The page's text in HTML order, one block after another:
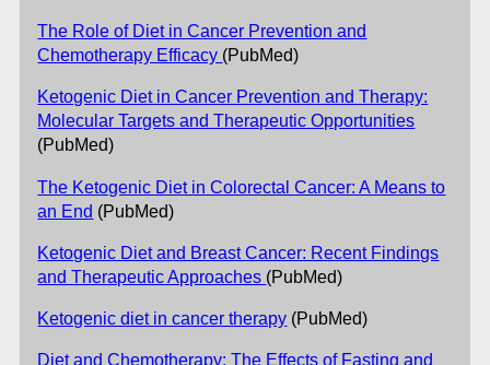
The Role of Diet in Cancer Prevention and
Chemotherapy Efficacy (PubMed)
Ketogenic Diet in Cancer Prevention and Therapy:
Molecular Targets and Therapeutic Opportunities
(PubMed)
The Ketogenic Diet in Colorectal Cancer: A Means to
an End (PubMed)
Ketogenic Diet and Breast Cancer: Recent Findings
and Therapeutic Approaches (PubMed)
Ketogenic diet in cancer therapy (PubMed)
Diet and Chemotherapy: The Effects of Fasting and